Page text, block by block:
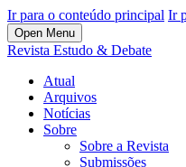
Ir para o conteúdo principal Ir
Open Menu
Revista Estudo & Debate
Atual
Arquivos
Notícias
Sobre
Sobre a Revista
Submissões